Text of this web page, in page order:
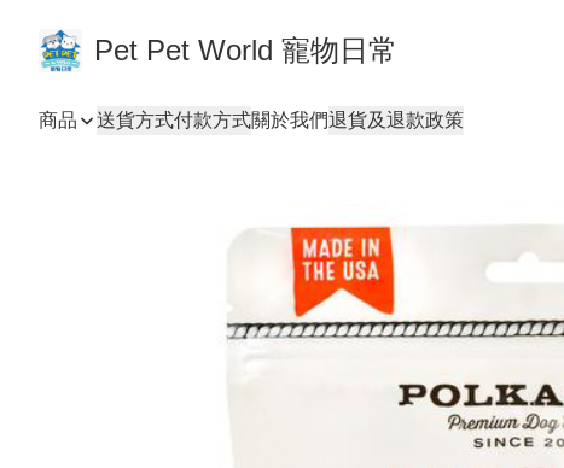
Pet Pet World 寵物日常
商品 送貨方式付款方式關於我們退貨及退款政策